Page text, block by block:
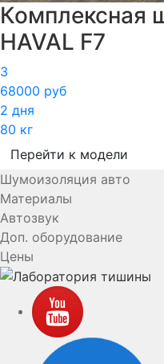
Комплексная
HAVAL F7
3
68000 руб
2 дня
80 кг
Перейти к модели
Шумоизоляция авто
Материалы
Автозвук
Доп. оборудование
Цены